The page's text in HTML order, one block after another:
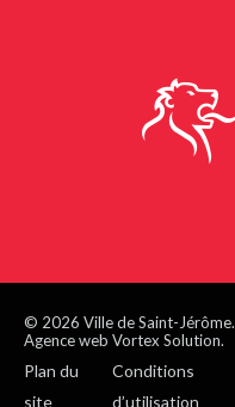
© 2026 Ville de Saint-Jérôme.
Agence web Vortex Solution.
Plan du
site
Conditions
d’utilisation